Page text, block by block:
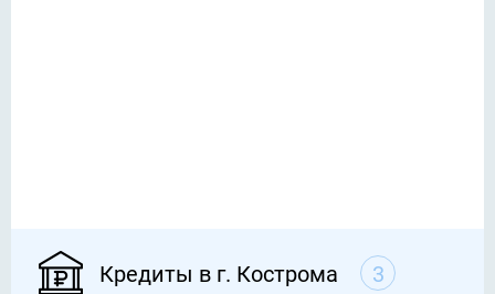
Кредиты в г. Кострома 3